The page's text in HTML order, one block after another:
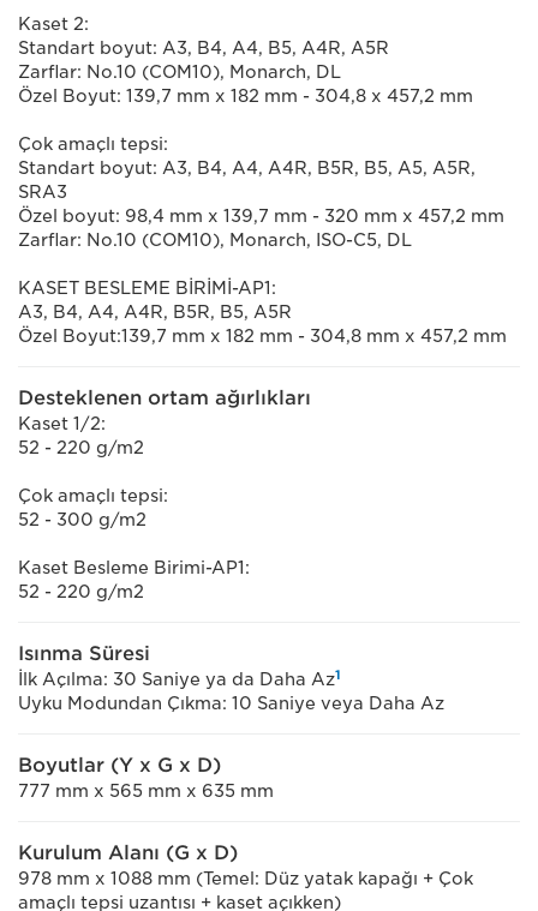
Kaset 2:
Standart boyut: A3, B4, A4, B5, A4R, A5R
Zarflar: No.10 (COM10), Monarch, DL
Özel Boyut: 139,7 mm x 182 mm - 304,8 x 457,2 mm
Çok amaçlı tepsi:
Standart boyut: A3, B4, A4, A4R, B5R, B5, A5, A5R,
SRA3
Özel boyut: 98,4 mm x 139,7 mm - 320 mm x 457,2 mm
Zarflar: No.10 (COM10), Monarch, ISO-C5, DL
KASET BESLEME BİRİMİ-AP1:
A3, B4, A4, A4R, B5R, B5, A5R
Özel Boyut:139,7 mm x 182 mm - 304,8 mm x 457,2 mm
Desteklenen ortam ağırlıkları
Kaset 1/2:
52 - 220 g/m2
Çok amaçlı tepsi:
52 - 300 g/m2
Kaset Besleme Birimi-AP1:
52 - 220 g/m2
Isınma Süresi
İlk Açılma: 30 Saniye ya da Daha Az1
Uyku Modundan Çıkma: 10 Saniye veya Daha Az
Boyutlar (Y x G x D)
777 mm x 565 mm x 635 mm
Kurulum Alanı (G x D)
978 mm x 1088 mm (Temel: Düz yatak kapağı + Çok
amaçlı tepsi uzantısı + kaset açıkken)